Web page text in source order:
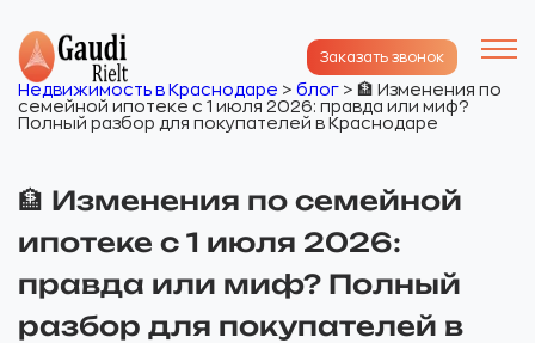
Заказать звонок
Недвижимость в Краснодаре > блог > 🏦 Изменения по
семейной ипотеке с 1 июля 2026: правда или миф?
Полный разбор для покупателей в Краснодаре
🏦 Изменения по семейной
ипотеке с 1 июля 2026:
правда или миф? Полный
разбор для покупателей в